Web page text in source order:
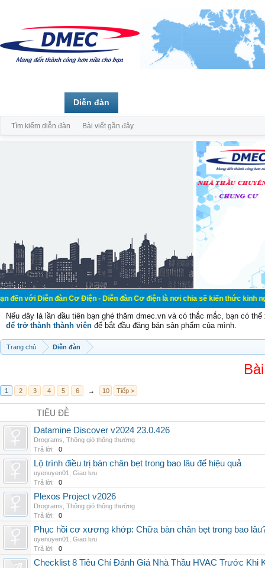
đàn Cơ Điện - Diễn đàn Cơ điện là nơi chia sẽ kiến thức kinh nghiệm
Nếu đây là lần đầu tiên bạn ghé thăm dmec.vn và có thắc mắc, bạn có
để trở thành thành viên để bắt đầu đăng bán sản phẩm của mình.
Trang chủ Diễn đàn
1 2 3 4 5 6 → 10 Tiếp >
TIÊU ĐỀ
Datamine Discover v2024 23.0.426
Drograms Thông gió thông thường
Trả lời:
0
Lộ trình điều trị bàn chân bẹt trong bao lâu để hiệu quả
uyenuyen01
Giao lưu
Trả lời:
0
Plexos Project v2026
Drograms Thông gió thông thường
Trả lời:
0
Phục hồi cơ xương khớp: Chữa bàn chân bẹt trong bao
uyenuyen01
Giao lưu
Trả lời:
0
Checklist 8 Tiêu Chí Đánh Giá Nhà Thầu HVAC Trước Khi
Diễn đàn
Tìm kiếm diễn đàn Bài viết gần đây